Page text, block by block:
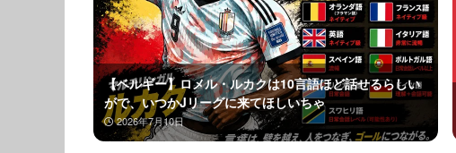
【ベルギー】ロメル・ルカクは10言語ほど話せるらしい
がで、いつかJリーグに来てほしいちゃ
2026年7月10日